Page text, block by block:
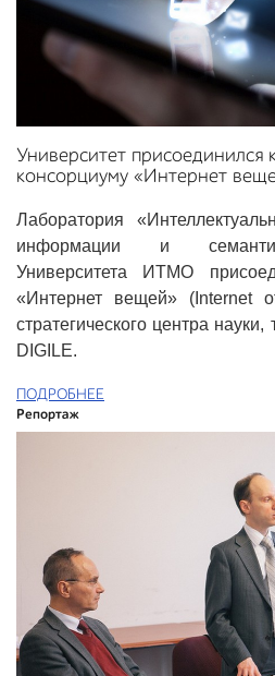
Университет присоединился
консорциуму «Интернет
Лаборатория
информации и
Университета ИТМО
«Интернет вещей» (Internet
стратегического центра
DIGILE.
ПОДРОБНЕЕ
Репортаж